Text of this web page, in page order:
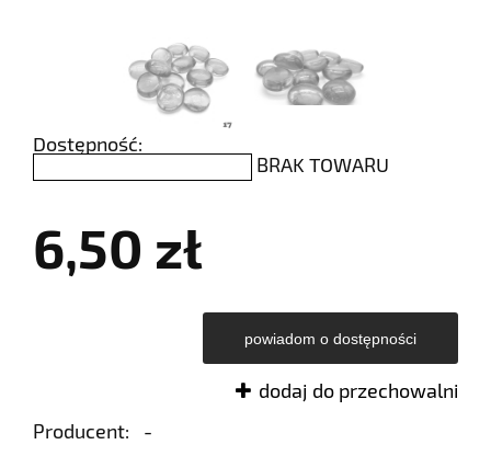
Dostępność:
BRAK TOWARU
6,50 zł
powiadom o dostępności
dodaj do przechowalni
Producent:
-